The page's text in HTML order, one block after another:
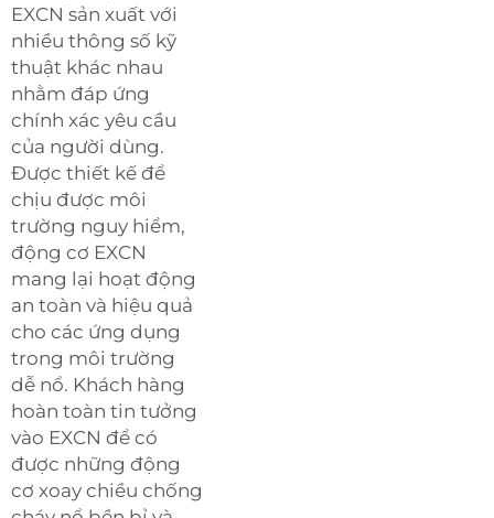
EXCN sản xuất với
nhiều thông số kỹ
thuật khác nhau
nhằm đáp ứng
chính xác yêu cầu
của người dùng.
Được thiết kế để
chịu được môi
trường nguy hiểm,
động cơ EXCN
mang lại hoạt động
an toàn và hiệu quả
cho các ứng dụng
trong môi trường
dễ nổ. Khách hàng
hoàn toàn tin tưởng
vào EXCN để có
được những động
cơ xoay chiều chống